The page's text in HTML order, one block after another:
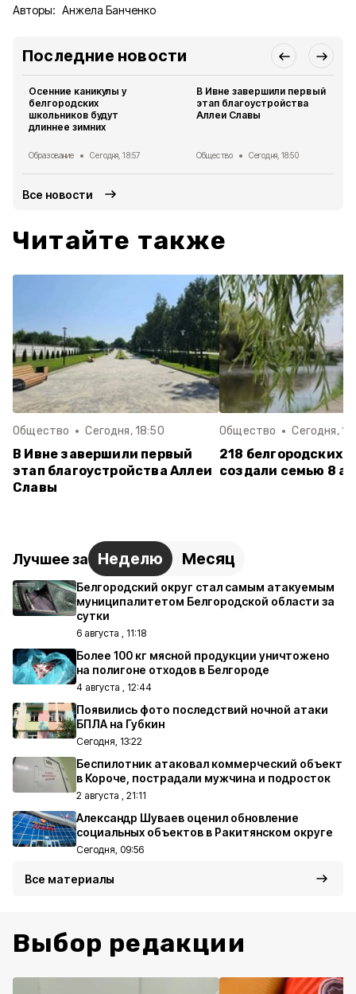
Авторы: Анжела Банченко
Последние новости
Осенние каникулы у
белгородских
школьников будут
длиннее зимних
Образование Сегодня, 18:57
В Ивне завершили первый
этап благоустройства
Аллеи Славы
Общество Сегодня, 18:50
Все новости
Читайте также
Общество Сегодня, 18:50
В Ивне завершили первый
этап благоустройства Аллеи
Славы
Общество Сегодня,
218 белгородских
создали семью 8
Лучшее за Неделю Месяц
Белгородский округ стал самым атакуемым
муниципалитетом Белгородской области за
сутки
6 августа , 11:18
Более 100 кг мясной продукции уничтожено
на полигоне отходов в Белгороде
4 августа , 12:44
Появились фото последствий ночной атаки
БПЛА на Губкин
Сегодня, 13:22
Беспилотник атаковал коммерческий объект
в Короче, пострадали мужчина и подросток
2 августа , 21:11
Александр Шуваев оценил обновление
социальных объектов в Ракитянском округе
Сегодня, 09:56
Все материалы
Выбор редакции